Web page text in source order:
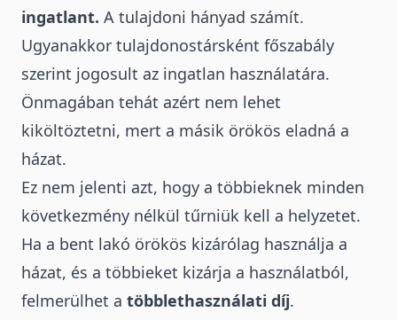
ingatlant. A tulajdoni hányad számít.
Ugyanakkor tulajdonostársként főszabály
szerint jogosult az ingatlan használatára.
Önmagában tehát azért nem lehet
kiköltöztetni, mert a másik örökös eladná a
házat.
Ez nem jelenti azt, hogy a többieknek minden
következmény nélkül tűrniük kell a helyzetet.
Ha a bent lakó örökös kizárólag használja a
házat, és a többieket kizárja a használatból,
felmerülhet a többlethasználati díj.